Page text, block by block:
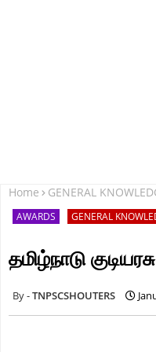
Home GENERAL
AWARDS GENERAL
தமிழ்நாடு
TNPSCSHOUTERS